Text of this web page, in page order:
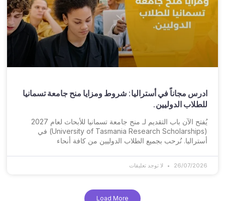
ادرس مجاناً في أستراليا: شروط ومزايا منح جامعة تسمانيا
للطلاب الدوليين.
يُفتح الآن باب التقديم لـ منح جامعة تسمانيا للأبحاث لعام 2027
(University of Tasmania Research Scholarships) في
أستراليا. نُرحب بجميع الطلاب الدوليين من كافة أنحاء
26/07/2026 لا توجد تعليقات
Load More